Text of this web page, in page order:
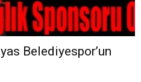
Belediyespor’un